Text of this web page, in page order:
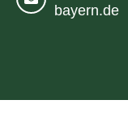
bayern.de